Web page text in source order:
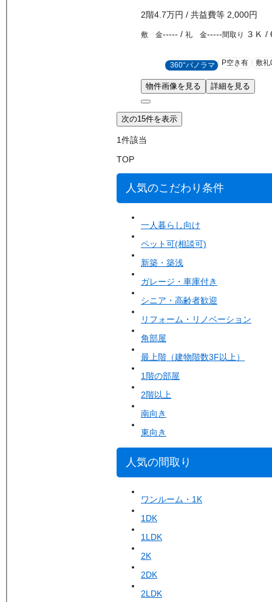
2階4.7万円 / 共益費等 2,000円
敷 金----- / 礼 金-----間取り ３Ｋ /
360°パノラマ P空き有 敷礼
物件画像を見る 詳細を見る
次の15件を表示
1件該当
TOP
人気のこだわり条件
一人暮らし向け
ペット可(相談可)
新築・築浅
ガレージ・車庫付き
シニア・高齢者歓迎
リフォーム・リノベーション
角部屋
最上階（建物階数3F以上）
1階の部屋
2階以上
南向き
東向き
人気の間取り
ワンルーム・1K
1DK
1LDK
2K
2DK
2LDK